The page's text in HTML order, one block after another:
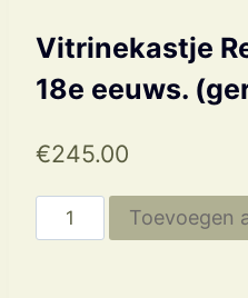
Vitrinekastje
18e eeuws.
€245.00
Vitrinekastje
Relikwie
Toevoegen